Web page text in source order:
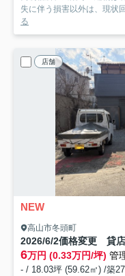
失に伴う損害以外は、現状
る
店舗
NEW
高山市冬頭町
6万円 (0.33万円/坪) 管
- / 18.03坪 (59.62㎡) /築